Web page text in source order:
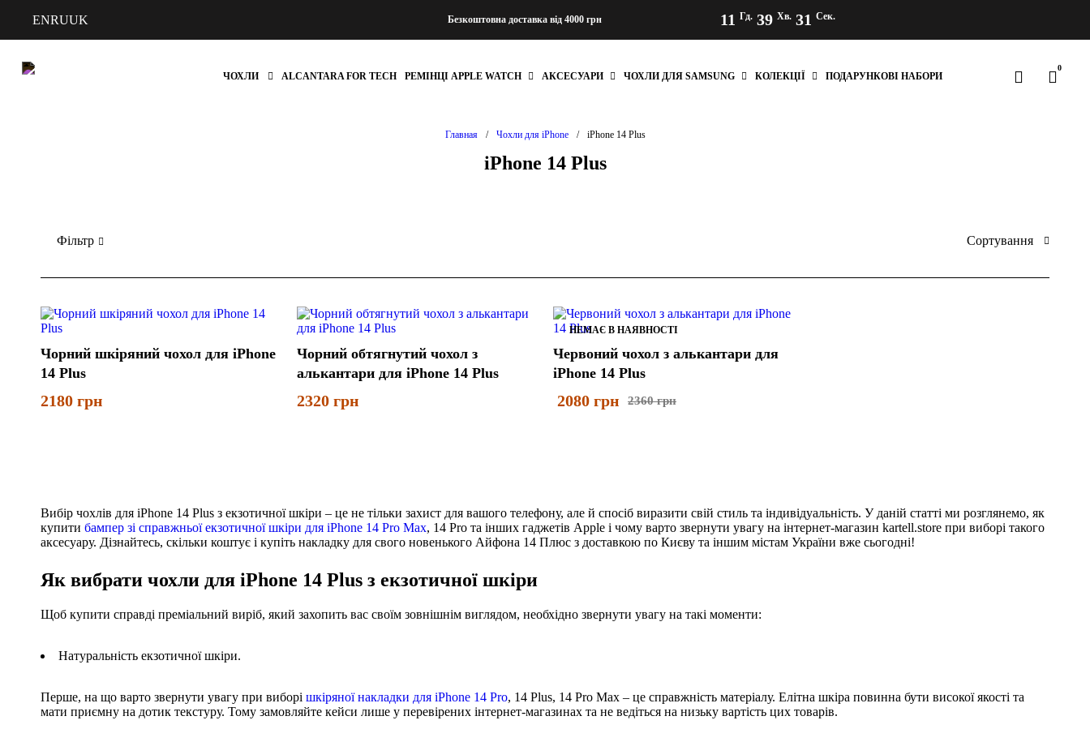
ENRUUK Безкоштовна доставка від 4000 грн 11 Гд. 39 Хв. 31 Сек.
ЧОХЛИ ALCANTARA FOR TECH РЕМІНЦІ APPLE WATCH АКСЕСУАРИ ЧОХЛИ ДЛЯ SAMSUNG КОЛЕКЦІЇ ПОДАРУНКОВІ НАБОРИ
0
iPhone 14 Plus
Главная / Чохли для iPhone / iPhone 14 Plus
Фільтр Сортування
Чорний шкіряний чохол для iPhone
14 Plus
2180 грн
Чорний обтягнутий чохол з
алькантари для iPhone 14 Plus
2320 грн
НЕМАЄ В НАЯВНОСТІ
Червоний чохол з алькантари для
iPhone 14 Plus
2360грн
2080 грн
Вибір чохлів для iPhone 14 Plus з екзотичної шкіри – це не тільки захист для вашого телефону, але й спосіб виразити свій стиль та індивідуальність. У даній статті ми розглянемо, як
купити бампер зі справжньої екзотичної шкіри для iPhone 14 Pro Max, 14 Pro та інших гаджетів Apple і чому варто звернути увагу на інтернет-магазин kartell.store при виборі такого
аксесуару. Дізнайтесь, скільки коштує і купіть накладку для свого новенького Айфона 14 Плюс з доставкою по Києву та іншим містам України вже сьогодні!
Як вибрати чохли для iPhone 14 Plus з екзотичної шкіри
Щоб купити справді преміальний виріб, який захопить вас своїм зовнішнім виглядом, необхідно звернути увагу на такі моменти:
Натуральність екзотичної шкіри.
Перше, на що варто звернути увагу при виборі шкіряної накладки для iPhone 14 Pro, 14 Plus, 14 Pro Max – це справжність матеріалу. Елітна шкіра повинна бути високої якості та
мати приємну на дотик текстуру. Тому замовляйте кейси лише у перевірених інтернет-магазинах та не ведіться на низьку вартість цих товарів.